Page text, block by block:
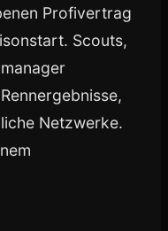
Profivertrag
Scouts,
Netzwerke.